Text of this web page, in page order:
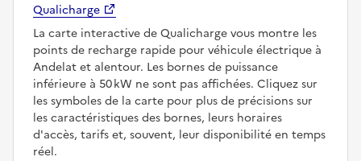
Qualicharge
La carte interactive de Qualicharge vous montre les
points de recharge rapide pour véhicule électrique à
Andelat et alentour. Les bornes de puissance
inférieure à 50 kW ne sont pas affichées. Cliquez sur
les symboles de la carte pour plus de précisions sur
les caractéristiques des bornes, leurs horaires
d'accès, tarifs et, souvent, leur disponibilité en temps
réel.